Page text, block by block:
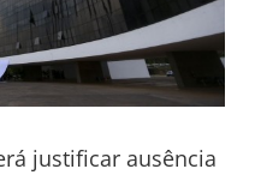
justificar ausência